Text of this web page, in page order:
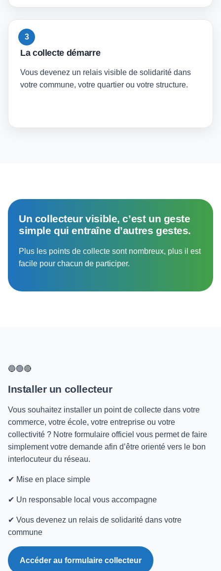
3
La collecte démarre
Vous devenez un relais visible de solidarité dans
votre commune, votre quartier ou votre structure.
Un collecteur visible, c’est un geste
simple qui entraîne d’autres gestes.
Plus les points de collecte sont nombreux, plus il est
facile pour chacun de participer.
🔵🟢🔴
Installer un collecteur
Vous souhaitez installer un point de collecte dans votre
commerce, votre école, votre entreprise ou votre
collectivité ? Notre formulaire officiel vous permet de faire
simplement votre demande afin d’être orienté vers le bon
interlocuteur du réseau.
✔ Mise en place simple
✔ Un responsable local vous accompagne
✔ Vous devenez un relais de solidarité dans votre
commune
Accéder au formulaire collecteur